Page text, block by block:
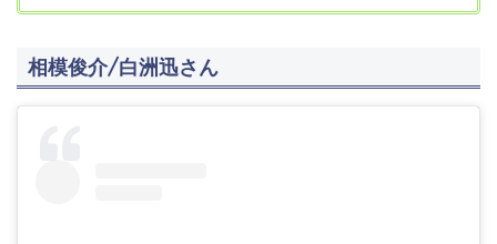
相模俊介/白洲迅さん